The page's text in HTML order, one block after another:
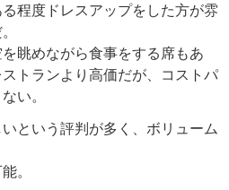
程度ドレスアップをした方が雰
眺めながら食事をする席もあ
トランより高価だが、コストパ
い。
という評判が多く、ボリューム
。